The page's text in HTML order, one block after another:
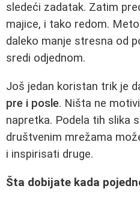
sledeći zadatak. Zatim
majice, i tako redom.
daleko manje stresna od
sredi odjednom.
Još jedan koristan trik je
pre i posle. Ništa ne
napretka. Podela tih slika
društvenim mrežama
i inspirisati druge.
Šta dobijate kada